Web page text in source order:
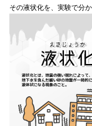
その液状化を、実験で分